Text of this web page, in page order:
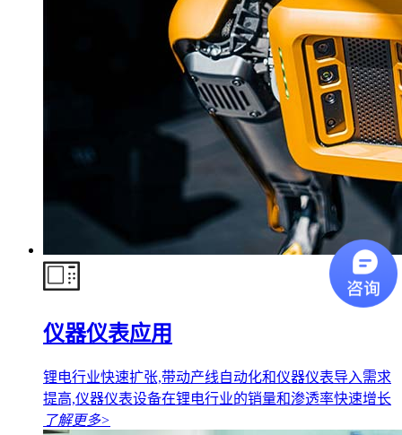
仪器仪表应用
锂电行业快速扩张,带动产线自动化和仪器仪表导入需求
提高,仪器仪表设备在锂电行业的销量和渗透率快速增长
了解更多>